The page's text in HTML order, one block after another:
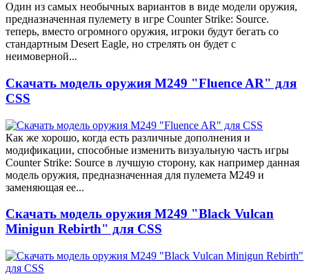
Один из самых необычных вариантов в виде модели оружия,
предназначенная пулемету в игре Counter Strike: Source.
теперь, вместо огромного оружия, игроки будут бегать со
стандартным Desert Eagle, но стрелять он будет с
неимоверной...
Скачать модель оружия M249 "Fluence AR" для
CSS
Как же хорошо, когда есть различные дополнения и
модификации, способные изменить визуальную часть игры
Counter Strike: Source в лучшую сторону, как например данная
модель оружия, предназначенная для пулемета M249 и
заменяющая ее...
Скачать модель оружия M249 "Black Vulcan
Minigun Rebirth" для CSS